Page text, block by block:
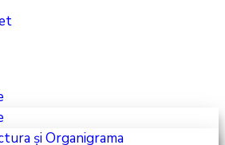
și Organigrama